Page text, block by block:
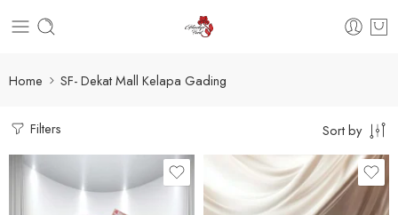
Home SF- Dekat Mall Kelapa Gading
Filters Sort by